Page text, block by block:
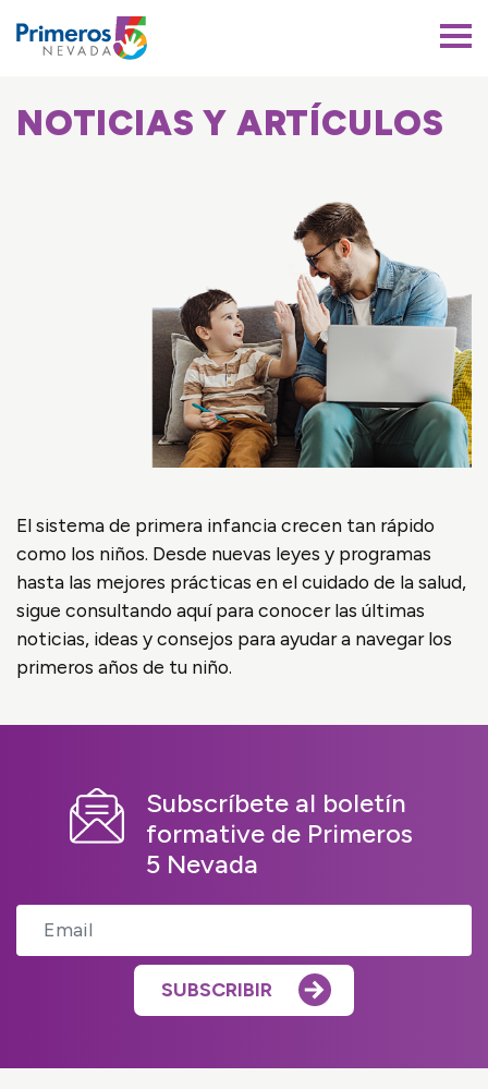
NOTICIAS Y ARTÍCULOS
El sistema de primera infancia crecen tan rápido
como los niños. Desde nuevas leyes y programas
hasta las mejores prácticas en el cuidado de la salud,
sigue consultando aquí para conocer las últimas
noticias, ideas y consejos para ayudar a navegar los
primeros años de tu niño.
Subscríbete al boletín
formative de Primeros
5 Nevada
SUBSCRIBIR